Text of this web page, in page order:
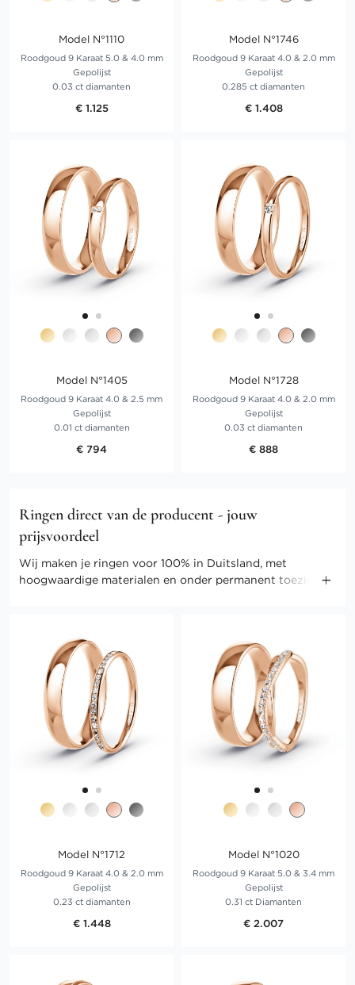
Model N°1110
Roodgoud 9 Karaat 5.0 & 4.0 mm
Gepolijst
0.03 ct diamanten
€ 1.125
Model N°1746
Roodgoud 9 Karaat 4.0 & 2.0 mm
Gepolijst
0.285 ct diamanten
€ 1.408
Model N°1405
Roodgoud 9 Karaat 4.0 & 2.5 mm
Gepolijst
0.01 ct diamanten
€ 794
Model N°1728
Roodgoud 9 Karaat 4.0 & 2.0 mm
Gepolijst
0.03 ct diamanten
€ 888
Ringen direct van de producent - jouw
prijsvoordeel
Wij maken je ringen voor 100% in Duitsland, met
hoogwaardige materialen en onder permanent toezicht
Model N°1712
Roodgoud 9 Karaat 4.0 & 2.0 mm
Gepolijst
0.23 ct diamanten
€ 1.448
Model N°1020
Roodgoud 9 Karaat 5.0 & 3.4 mm
Gepolijst
0.31 ct Diamanten
€ 2.007